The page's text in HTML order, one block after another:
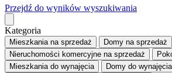
Przejdź do wyników wyszukiwania
Kategoria
Mieszkaniana sprzedaż Domy na sprzedaż
Nieruchomości komercyjne na sprzedaż
Mieszkaniado wynajęcia Domy do wynajęcia